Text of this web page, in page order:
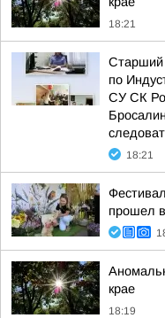
18:21
Старший
по
СУ СК
18:21
прошел
крае
18:19